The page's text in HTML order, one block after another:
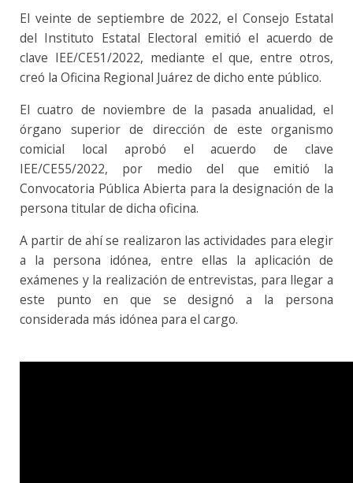
El veinte de septiembre de 2022, el Consejo Estatal
del Instituto Estatal Electoral emitió el acuerdo de
clave IEE/CE51/2022, mediante el que, entre otros,
creó la Oficina Regional Juárez de dicho ente público.
El cuatro de noviembre de la pasada anualidad, el
órgano superior de dirección de este organismo
comicial local aprobó el acuerdo de clave
IEE/CE55/2022, por medio del que emitió la
Convocatoria Pública Abierta para la designación de la
persona titular de dicha oficina.
A partir de ahí se realizaron las actividades para elegir
a la persona idónea, entre ellas la aplicación de
exámenes y la realización de entrevistas, para llegar a
este punto en que se designó a la persona
considerada más idónea para el cargo.